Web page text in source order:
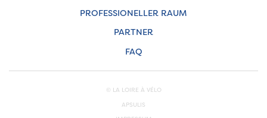
PROFESSIONELLER RAUM
PARTNER
FAQ
© LA LOIRE À VÉLO
APSULIS